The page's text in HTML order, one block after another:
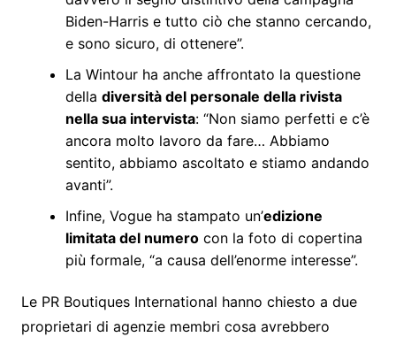
Biden-Harris e tutto ciò che stanno cercando,
e sono sicuro, di ottenere”.
La Wintour ha anche affrontato la questione
della diversità del personale della rivista
nella sua intervista: “Non siamo perfetti e c’è
ancora molto lavoro da fare… Abbiamo
sentito, abbiamo ascoltato e stiamo andando
avanti”.
Infine, Vogue ha stampato un’edizione
limitata del numerocon la foto di copertina
più formale, “a causa dell’enorme interesse”.
Le PR Boutiques International hanno chiesto a due
proprietari di agenzie membri cosa avrebbero